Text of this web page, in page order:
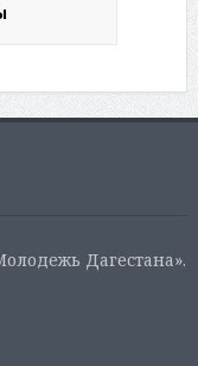
Дагестана».